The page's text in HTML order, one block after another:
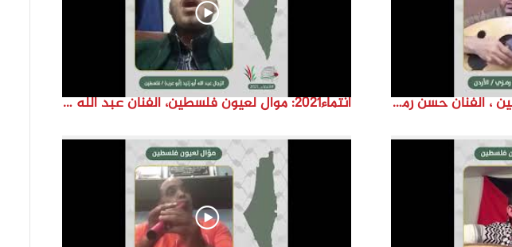
انتماء2021: موال لعيون فلسطين ، الفنان حسن رمزي ،الاردن انتماء2021: موال لعيون فلسطين، الفنان عبد الله ابو زنيد، فلسطين